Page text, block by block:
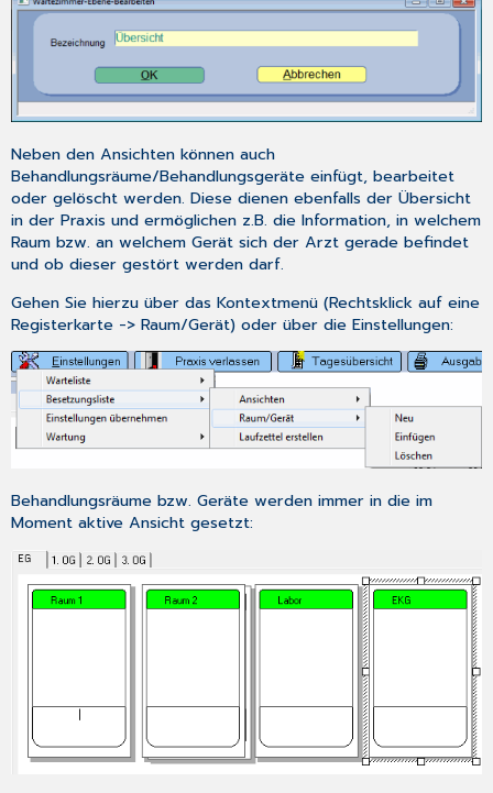
Neben den Ansichten können auch
Behandlungsräume/Behandlungsgeräte einfügt, bearbeitet
oder gelöscht werden. Diese dienen ebenfalls der Übersicht
in der Praxis und ermöglichen z.B. die Information, in welchem
Raum bzw. an welchem Gerät sich der Arzt gerade befindet
und ob dieser gestört werden darf.
Gehen Sie hierzu über das Kontextmenü (Rechtsklick auf eine
Registerkarte ->Raum/Gerät) oder über die Einstellungen:
Behandlungsräume bzw. Geräte werden immer in die im
Moment aktive Ansicht gesetzt: